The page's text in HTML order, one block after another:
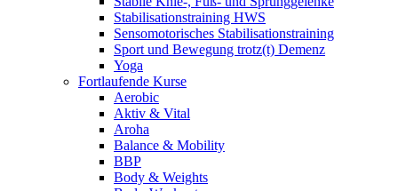
Stabilisationstraining HWS
Sensomotorisches Stabilisationstraining
Sport und Bewegung trotz(t) Demenz
Yoga
Fortlaufende Kurse
Aerobic
Aktiv & Vital
Aroha
Balance & Mobility
BBP
Body & Weights